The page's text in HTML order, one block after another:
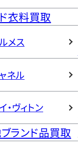
衣料買取
メス
ネル
・ヴィトン
ランド品買取